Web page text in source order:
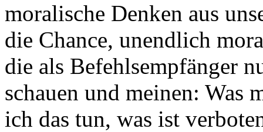
moralische Denken aus
die Chance, unendlich
die als Befehlsempfänger
schauen und meinen: Was
ich das tun, was ist